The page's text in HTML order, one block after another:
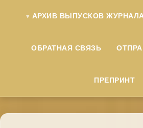
АРХИВ ВЫПУСКОВ
ОБРАТНАЯ СВЯЗЬ
ПРЕПРИНТ